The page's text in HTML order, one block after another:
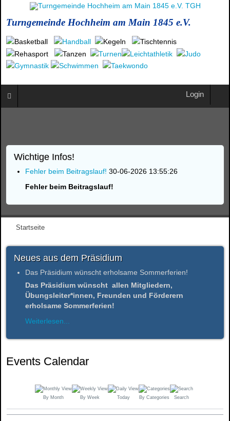
Turngemeinde Hochheim am Main 1845 e.V.
Login
Wichtige Infos!
Fehler beim Beitragslauf! 30-06-2026 13:55:26
Fehler beim Beitragslauf!
Startseite
Neues aus dem Präsidium
Das Präsidium wünscht erholsame Sommerferien!
Das Präsidium wünscht allen Mitgliedern,
Übungsleiter*innen, Freunden und Förderern
erholsame Sommerferien!
Weiterlesen...
Events Calendar
By Month By Week Today By Categories Search